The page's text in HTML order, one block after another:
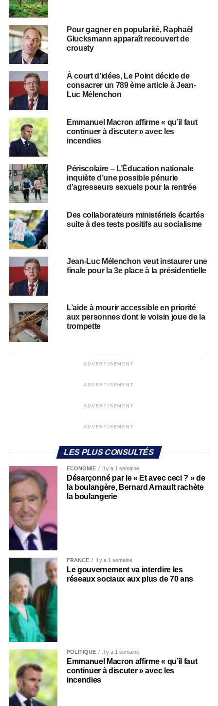
Pour gagner en popularité, Raphaël
Glucksmann apparaît recouvert de
crousty
À court d’idées, Le Point décide de
consacrer un 789 ème article à Jean-
Luc Mélenchon
Emmanuel Macron affirme « qu’il faut
continuer à discuter » avec les
incendies
Périscolaire – L’Éducation nationale
inquiète d’une possible pénurie
d’agresseurs sexuels pour la rentrée
Des collaborateurs ministériels écartés
suite à des tests positifs au socialisme
Jean-Luc Mélenchon veut instaurer une
finale pour la 3e place à la présidentielle
L’aide à mourir accessible en priorité
aux personnes dont le voisin joue de la
trompette
ADVERTISEMENT
ADVERTISEMENT
ADVERTISEMENT
ADVERTISEMENT
LES PLUS CONSULTÉS
ECONOMIE Il y a 1 semaine
Désarçonné par le « Et avec ceci ? » de
la boulangère, Bernard Arnault rachète
la boulangerie
FRANCE Il y a 1 semaine
Le gouvernement va interdire les
réseaux sociaux aux plus de 70 ans
POLITIQUE Il y a 1 semaine
Emmanuel Macron affirme « qu’il faut
continuer à discuter » avec les
incendies